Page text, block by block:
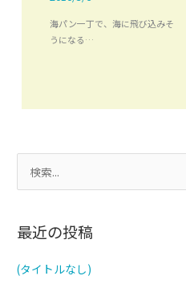
海パン一丁で、海に飛び込みそ
うになる…
索
象
最近の投稿
(タイトルなし)